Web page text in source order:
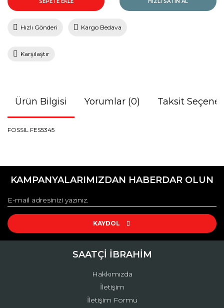
Hızlı Gönderi Kargo Bedava
Karşılaştır
Ürün Bilgisi Yorumlar (0) Taksit
FOSSIL FES5345
konularda yetersiz gördüğünüz noktaları öneri formunu
Görüş ve önerileriniz için teşekkür ederiz.
Ürün resmi kalitesiz, bozuk veya görüntülenemiyor.
Ürün açıklamasında eksik bilgiler bulunuyor.
Ürün fiyatı diğer sitelerden daha pahalı.
KAMPANYALARIMIZDAN HABERDAR OLUN
KAYDOL
SAATÇİ İBRAHİM
Hakkımızda
İletişim
İletişim Formu